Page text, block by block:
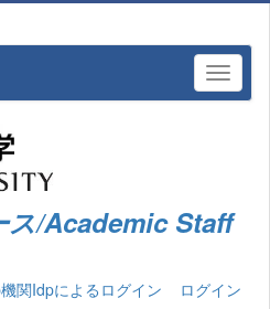
ス/Academic Staff
関Idpによるログイン ログイン